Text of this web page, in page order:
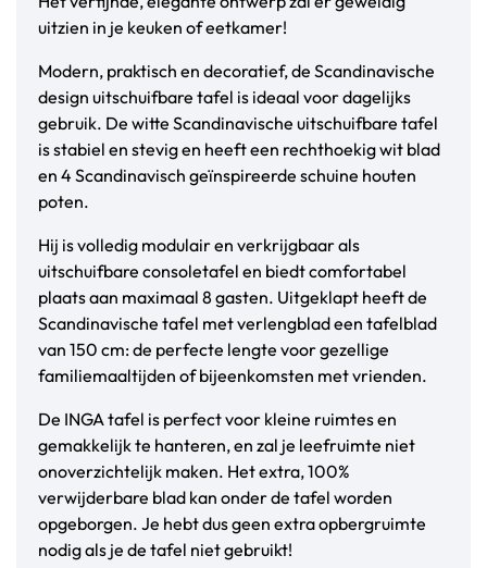
uitzien in je keuken of eetkamer!
Modern, praktisch en decoratief, de Scandinavische
design uitschuifbare tafel is ideaal voor dagelijks
gebruik. De witte Scandinavische uitschuifbare tafel
is stabiel en stevig en heeft een rechthoekig wit blad
en 4 Scandinavisch geïnspireerde schuine houten
poten.
Hij is volledig modulair en verkrijgbaar als
uitschuifbare consoletafel en biedt comfortabel
plaats aan maximaal 8 gasten. Uitgeklapt heeft de
Scandinavische tafel met verlengblad een tafelblad
van 150 cm: de perfecte lengte voor gezellige
familiemaaltijden of bijeenkomsten met vrienden.
De INGA tafel is perfect voor kleine ruimtes en
gemakkelijk te hanteren, en zal je leefruimte niet
onoverzichtelijk maken. Het extra, 100%
verwijderbare blad kan onder de tafel worden
opgeborgen. Je hebt dus geen extra opbergruimte
nodig als je de tafel niet gebruikt!